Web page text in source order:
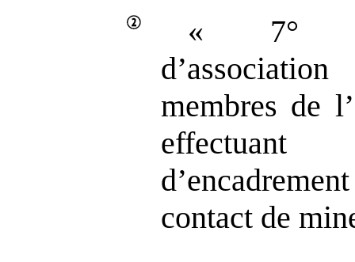
« 7°
membres de
contact de